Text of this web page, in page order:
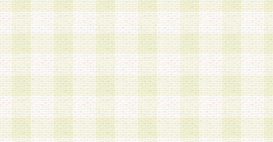
a.既に登録されている会員と同一のメールアドレ
録する場合
b.本サービスと同様のサービスを提供している企
業に従事していると思われる本人またはその家族
場合
c.その他当社が不適切と判断する場合
2.当社は、会員登録希望者を会員として承認する
した 場合、会員登録希望者による会員登録手続